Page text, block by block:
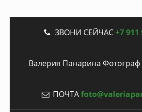
ЗВОНИ СЕЙЧАС+7 911
Валерия Панарина Фотограф
ПОЧТА